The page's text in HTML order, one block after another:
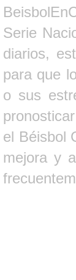
Serie
diarios,
para que
o sus
el Béisbol
mejora y